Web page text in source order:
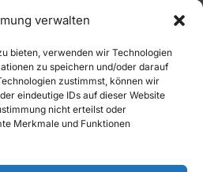
verwalten
bieten, verwenden wir Technologien
zu speichern und/oder darauf
zustimmst, können wir
eindeutige IDs auf dieser Website
nicht erteilst oder
Merkmale und Funktionen